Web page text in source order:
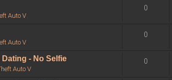
Auto V
0
Auto V
0
- No Selfie
Auto V
0